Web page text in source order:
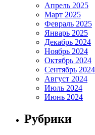
Апрель 2025
Март 2025
Февраль 2025
Январь 2025
Декабрь 2024
Ноябрь 2024
Октябрь 2024
Сентябрь 2024
Август 2024
Июль 2024
Июнь 2024
Рубрики